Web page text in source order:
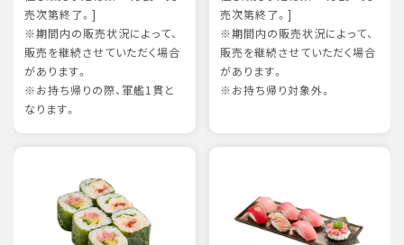
売次第終了。]
※期間内の販売状況によって、
販売を継続させていただく場合
があります。
※お持ち帰りの際、軍艦1貫と
なります。
売次第終了。]
※期間内の販売状況によって、
販売を継続させていただく場合
があります。
※お持ち帰り対象外。